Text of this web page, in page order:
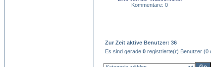
Kommentare: 0
Zur Zeit aktive Benutzer: 36
Es sind gerade 0 registrierte(r) Benutzer (0